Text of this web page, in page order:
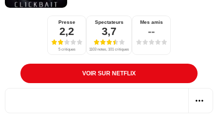
Presse
2,2
5 critiques
Spectateurs
3,7
1103 notes, 101 critiques
Mes amis
--
VOIR SUR NETFLIX